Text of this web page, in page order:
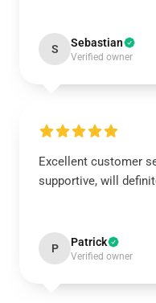
S Sebastian
Verified owner
Excellent customer
supportive, will
P Patrick
Verified owner